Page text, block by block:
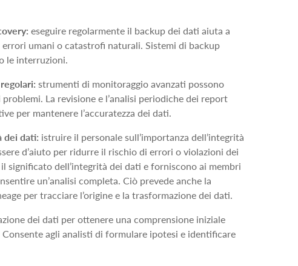
eseguire regolarmente il backup dei dati aiuta a
umani o catastrofi naturali. Sistemi di backup
le interruzioni.
strumenti di monitoraggio avanzati possono
La revisione e l’analisi periodiche dei report
per mantenere l’accuratezza dei dati.
dei dati: istruire il personale sull’importanza dell’integrità
d’aiuto per ridurre il rischio di errori o violazioni dei
significato dell’integrità dei dati e forniscono ai membri
un’analisi completa. Ciò prevede anche la
per tracciare l’origine e la trasformazione dei dati.
dei dati per ottenere una comprensione iniziale
agli analisti di formulare ipotesi e identificare